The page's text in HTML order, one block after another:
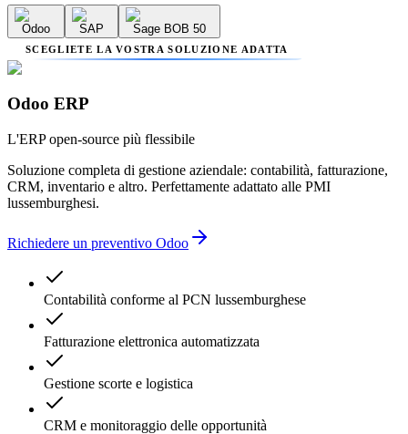
Odoo SAP Sage BOB 50
SCEGLIETE LA VOSTRA SOLUZIONE ADATTA
Odoo ERP
L'ERP open-source più flessibile
Soluzione completa di gestione aziendale: contabilità, fatturazione,
CRM, inventario e altro. Perfettamente adattato alle PMI
lussemburghesi.
Richiedere un preventivo Odoo
Contabilità conforme al PCN lussemburghese
Fatturazione elettronica automatizzata
Gestione scorte e logistica
CRM e monitoraggio delle opportunità